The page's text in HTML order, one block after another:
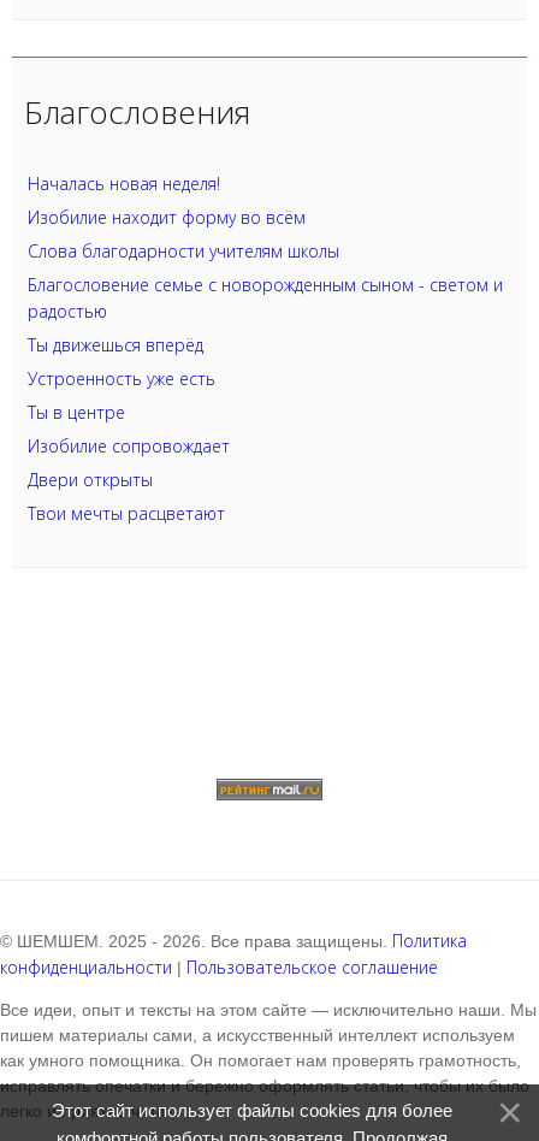
Благословения
Началась новая неделя!
Изобилие находит форму во всём
Слова благодарности учителям школы
Благословение семье с новорожденным сыном - светом и
радостью
Ты движешься вперёд
Устроенность уже есть
Ты в центре
Изобилие сопровождает
Двери открыты
Твои мечты расцветают
© ШЕМШЕМ. 2025 - 2026. Все права защищены. Политика
конфиденциальности | Пользовательское соглашение
Все идеи, опыт и тексты на этом сайте — исключительно наши. Мы
пишем материалы сами, а искусственный интеллект используем
как умного помощника. Он помогает нам проверять грамотность,
исправлять опечатки и бережно оформлять статьи, чтобы их было
легко и приятно читать.
Этот сайт использует файлы cookies для более